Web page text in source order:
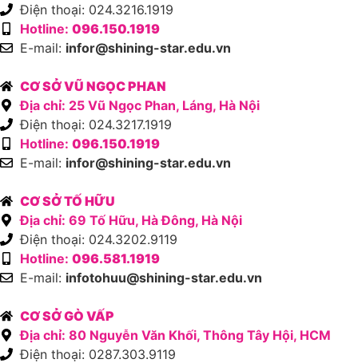
Điện thoại: 024.3216.1919
Hotline: 096.150.1919
E-mail: infor@shining-star.edu.vn
CƠ SỞ VŨ NGỌC PHAN
Địa chỉ: 25 Vũ Ngọc Phan, Láng, Hà Nội
Điện thoại: 024.3217.1919
Hotline: 096.150.1919
E-mail: infor@shining-star.edu.vn
CƠ SỞ TỐ HỮU
Địa chỉ: 69 Tố Hữu, Hà Đông, Hà Nội
Điện thoại: 024.3202.9119
Hotline: 096.581.1919
E-mail: infotohuu@shining-star.edu.vn
CƠ SỞ GÒ VẤP
Địa chỉ: 80 Nguyễn Văn Khối, Thông Tây Hội, HCM
Điện thoại: 0287.303.9119